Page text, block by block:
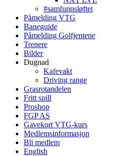
#samfunnsløftet
Påmelding VTG
Baneguide
Påmelding Golfjentene
Trenere
Bilder
Dugnad
Kafevakt
Driving range
Grasrotandelen
Fritt spill
Proshop
FGP AS
Gavekort VTG-kurs
Medlemsinformasjon
Bli medlem
English